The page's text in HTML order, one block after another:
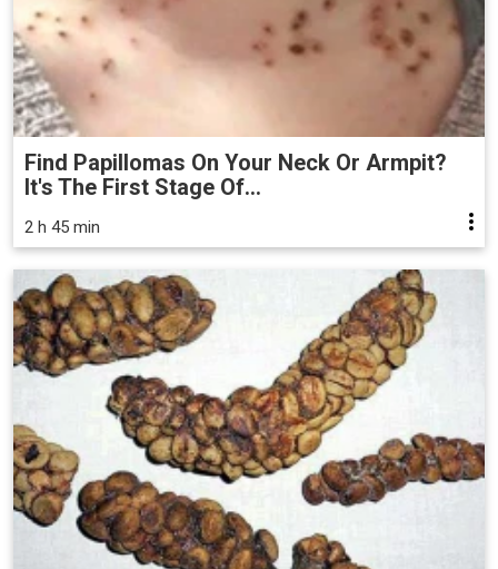
Find Papillomas On Your Neck Or Armpit?
It's The First Stage Of...
2 h 45 min